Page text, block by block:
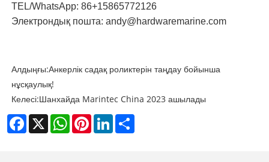
TEL/WhatsApp: 86+15865772126
Электрондық пошта: andy@hardwaremarine.com
Алдыңғы:Анкерлік садақ роликтерін таңдау бойынша
нұсқаулық!
Келесі:Шанхайда Marintec China 2023 ашылады
Facebook
X WhatsAppPinterestLinkedIn